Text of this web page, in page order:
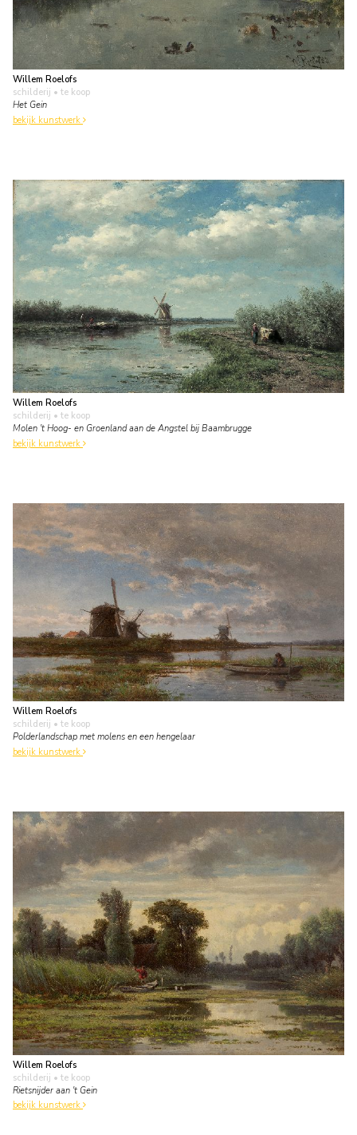
Willem Roelofs
schilderij • te koop
Het Gein
bekijk kunstwerk
Willem Roelofs
schilderij • te koop
Molen 't Hoog- en Groenland aan de Angstel bij Baambrugge
bekijk kunstwerk
Willem Roelofs
schilderij • te koop
Polderlandschap met molens en een hengelaar
bekijk kunstwerk
Willem Roelofs
schilderij • te koop
Rietsnijder aan 't Gein
bekijk kunstwerk